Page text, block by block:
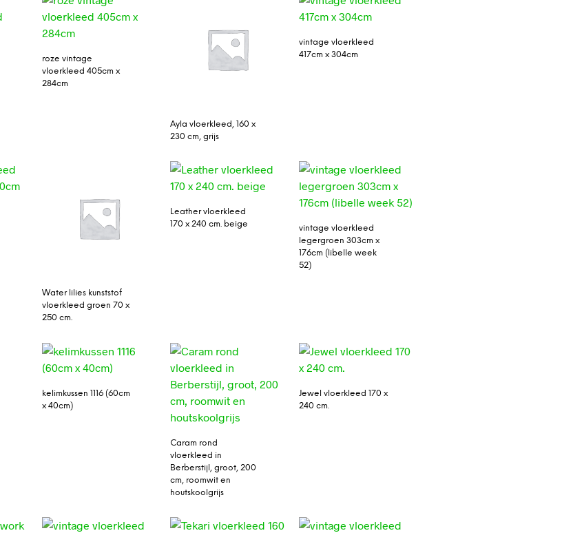
roze vintage
vloerkleed 405cm x
284cm
Ayla vloerkleed, 160 x
230 cm, grijs
vintage vloerkleed
417cm x 304cm
Water lilies kunststof
vloerkleed groen 70 x
250 cm.
Leather vloerkleed
170 x 240 cm. beige
vintage vloerkleed
legergroen 303cm x
176cm (libelle week
52)
kelimkussen 1116 (60cm
x 40cm)
Caram rond
vloerkleed in
Berberstijl, groot, 200
cm, roomwit en
houtskoolgrijs
Jewel vloerkleed 170 x
240 cm.